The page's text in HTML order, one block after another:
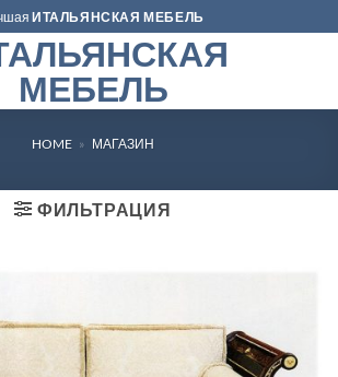
ИТАЛЬЯНСКАЯ МЕБЕЛЬ
МЕБЕЛЬ
HOME » МАГАЗИН
ФИЛЬТРАЦИЯ